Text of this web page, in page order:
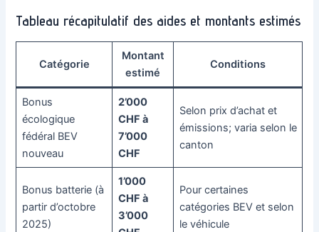
Tableau récapitulatif des aides et montants estimés
Catégorie
Montant
estimé
Conditions
Bonus
écologique
fédéral BEV
nouveau
2’000
CHF à
7’000
CHF
Selon prix d’achat et
émissions; varia selon le
canton
Bonus batterie (à
partir d’octobre
2025)
1’000
CHF à
3’000
Pour certaines
catégories BEV et selon
le véhicule